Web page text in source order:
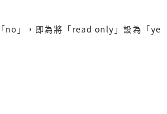
no」，即為將「read only」設為「ye